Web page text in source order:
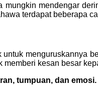
mendengar
terdapat beberapa
menguruskannya
kesan besar
tumpuan, dan emosi.